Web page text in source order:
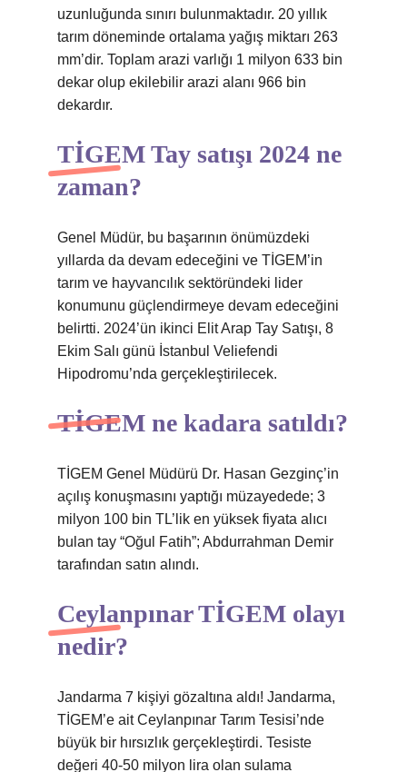
uzunluğunda sınırı bulunmaktadır. 20 yıllık
tarım döneminde ortalama yağış miktarı 263
mm’dir. Toplam arazi varlığı 1 milyon 633 bin
dekar olup ekilebilir arazi alanı 966 bin
dekardır.
TİGEM Tay satışı 2024 ne
zaman?
Genel Müdür, bu başarının önümüzdeki
yıllarda da devam edeceğini ve TİGEM’in
tarım ve hayvancılık sektöründeki lider
konumunu güçlendirmeye devam edeceğini
belirtti. 2024’ün ikinci Elit Arap Tay Satışı, 8
Ekim Salı günü İstanbul Veliefendi
Hipodromu’nda gerçekleştirilecek.
TİGEM ne kadara satıldı?
TİGEM Genel Müdürü Dr. Hasan Gezginç’in
açılış konuşmasını yaptığı müzayedede; 3
milyon 100 bin TL’lik en yüksek fiyata alıcı
bulan tay “Oğul Fatih”; Abdurrahman Demir
tarafından satın alındı.
Ceylanpınar TİGEM olayı
nedir?
Jandarma 7 kişiyi gözaltına aldı! Jandarma,
TİGEM’e ait Ceylanpınar Tarım Tesisi’nde
büyük bir hırsızlık gerçekleştirdi. Tesiste
değeri 40-50 milyon lira olan sulama